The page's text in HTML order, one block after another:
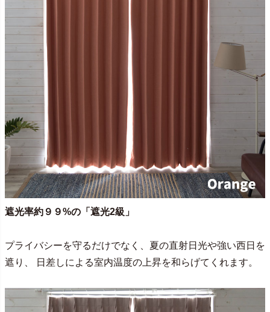
遮光率約９９%の「遮光2級」
プライバシーを守るだけでなく、夏の直射日光や強い西日を
遮り、 日差しによる室内温度の上昇を和らげてくれます。